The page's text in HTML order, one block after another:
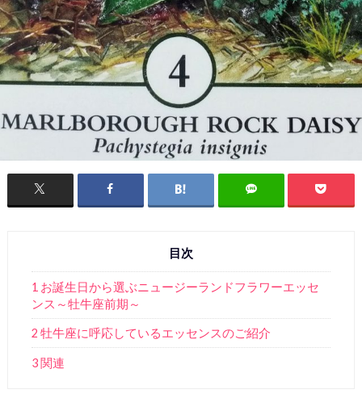
目次
1 お誕生日から選ぶニュージーランドフラワーエッセ
ンス～牡牛座前期～
2 牡牛座に呼応しているエッセンスのご紹介
3 関連